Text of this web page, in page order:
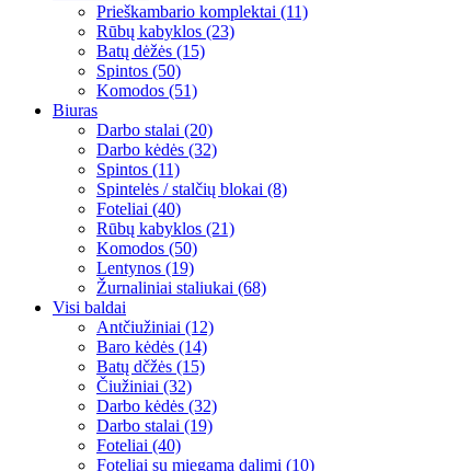
Prieškambario komplektai (11)
Rūbų kabyklos (23)
Batų dėžės (15)
Spintos (50)
Komodos (51)
Biuras
Darbo stalai (20)
Darbo kėdės (32)
Spintos (11)
Spintelės / stalčių blokai (8)
Foteliai (40)
Rūbų kabyklos (21)
Komodos (50)
Lentynos (19)
Žurnaliniai staliukai (68)
Visi baldai
Antčiužiniai (12)
Baro kėdės (14)
Batų dčžės (15)
Čiužiniai (32)
Darbo kėdės (32)
Darbo stalai (19)
Foteliai (40)
Foteliai su miegama dalimi (10)